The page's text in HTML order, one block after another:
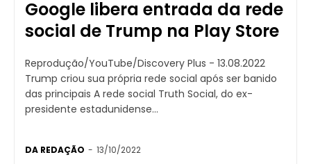
Google libera entrada da rede
social de Trump na Play Store
Reprodução/YouTube/Discovery Plus - 13.08.2022
Trump criou sua própria rede social após ser banido
das principais A rede social Truth Social, do ex-
presidente estadunidense...
DA REDAÇÃO - 13/10/2022